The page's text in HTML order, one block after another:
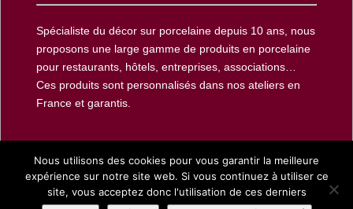
Spécialiste du décor sur porcelaine depuis 10 ans, nous
proposons une large gamme de produits en porcelaine
pour restaurants, hôtels, entreprises, associations…
Ces produits sont personnalisés dans nos ateliers en
France et garantis.
Copyright © porcelaine-publicitaire.fr 2002-2025, Tous
Nous utilisons des cookies pour vous garantir la meilleure
expérience sur notre site web. Si vous continuez à utiliser ce
site, vous acceptez donc l'utilisation de ces derniers